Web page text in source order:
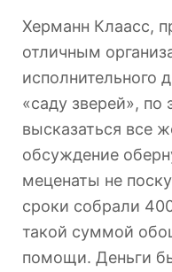
Херманн Клаасс,
отличным
исполнительного
«саду зверей», по
высказаться все
обсуждение
меценаты не
сроки собрали
такой суммой
помощи. Деньги